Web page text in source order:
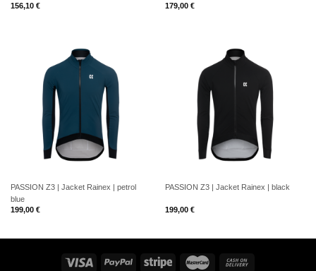
156,10 € 179,00 €
PASSION Z3 | Jacket Rainex | petrol
blue
199,00 €
PASSION Z3 | Jacket Rainex | black
199,00 €